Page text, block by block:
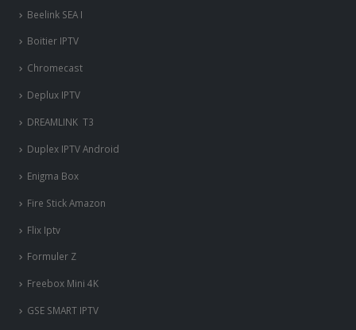
Beelink SEA I
Boitier IPTV
Chromecast
Deplux IPTV
DREAMLINK T3
Duplex IPTV Android
Enigma Box
Fire Stick Amazon
Flix Iptv
Formuler Z
Freebox Mini 4K
‎GSE SMART IPTV